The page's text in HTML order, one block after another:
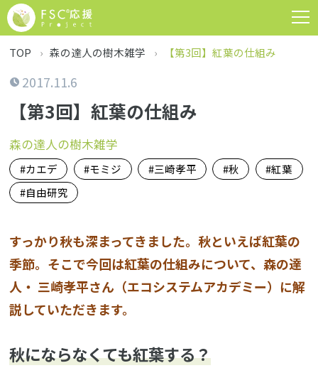
TOP 森の達人の樹木雑学 【第3回】紅葉の仕組み
2017.11.6
【第3回】紅葉の仕組み
森の達人の樹木雑学
カエデ モミジ 三崎孝平 秋
紅葉
自由研究
すっかり秋も深まってきました。秋といえば紅葉の
季節。そこで今回は紅葉の仕組みについて、森の達
人・ 三崎孝平さん（エコシステムアカデミー）に解
説していただきます。
秋にならなくても紅葉する？